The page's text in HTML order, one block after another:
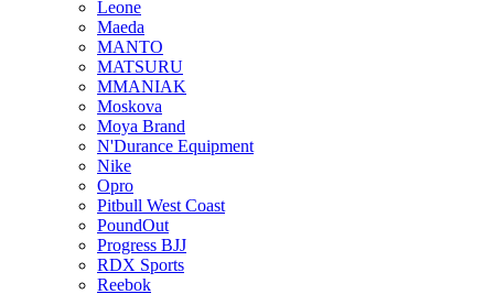
Leone
Maeda
MANTO
MATSURU
MMANIAK
Moskova
Moya Brand
N'Durance Equipment
Nike
Opro
Pitbull West Coast
PoundOut
Progress BJJ
RDX Sports
Reebok